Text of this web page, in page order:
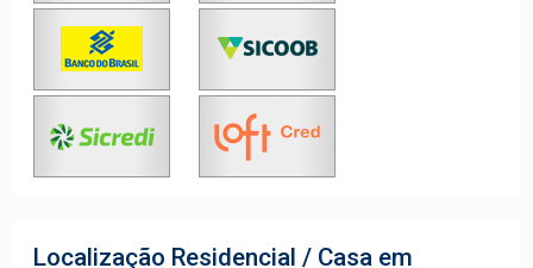
Localização Residencial / Casa em